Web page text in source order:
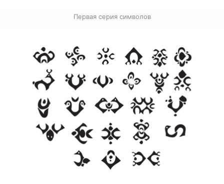
Первая серия символов